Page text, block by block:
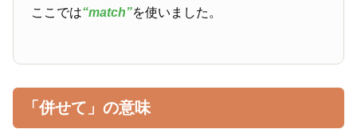
ここでは“match”を使いました。
「併せて」の意味